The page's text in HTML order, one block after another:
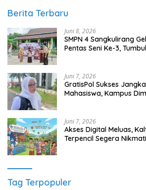
Berita Terbaru
Juni 8, 2026
SMPN 4 Sangkulirang
Pentas Seni Ke-3,
Juni 7, 2026
GratisPol Sukses
Mahasiswa, Kampus
Juni 7, 2026
Akses Digital Meluas,
Terpencil Segera
Tag Terpopuler